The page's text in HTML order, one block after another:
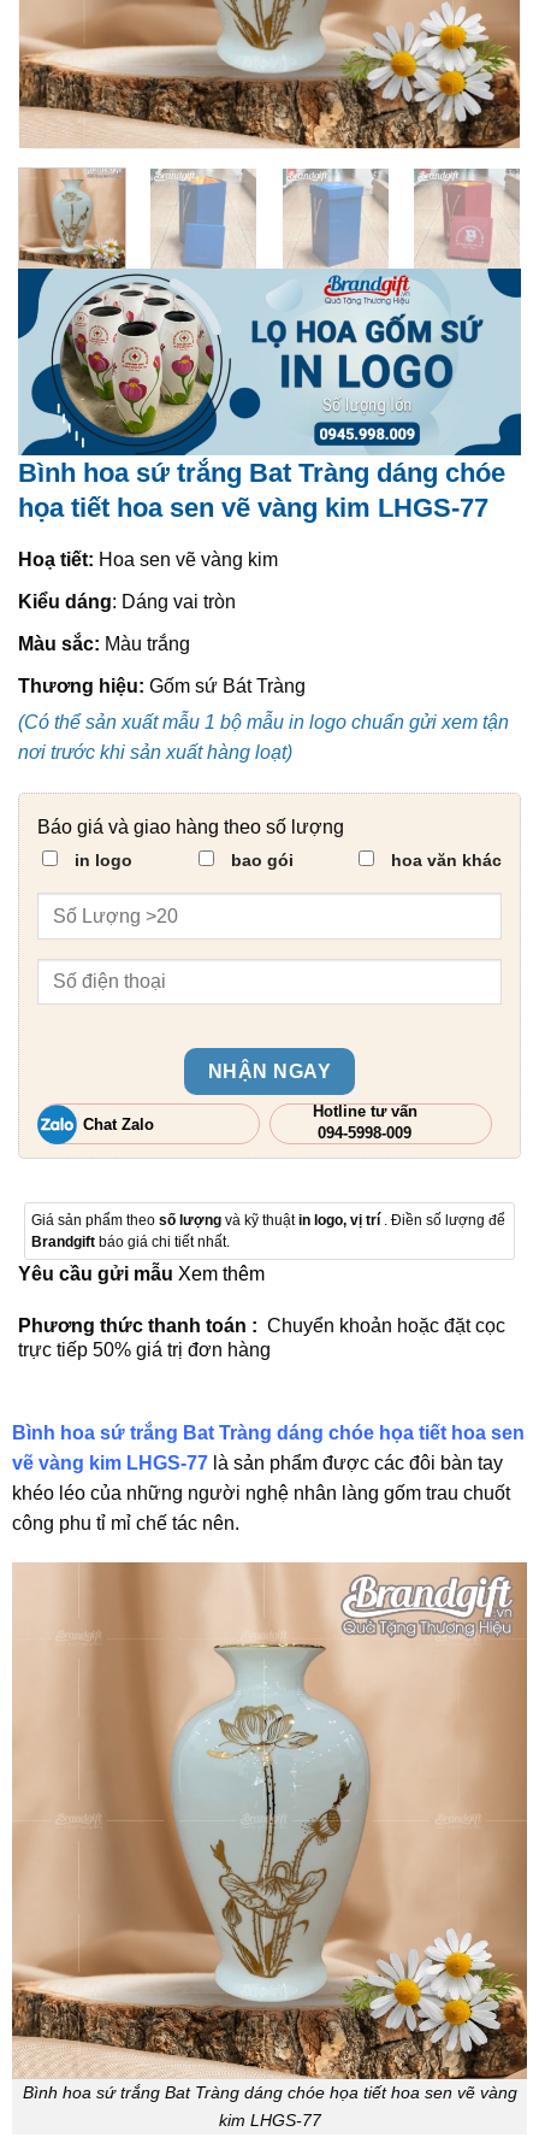
Bình hoa sứ trắng Bat Tràng dáng chóe
họa tiết hoa sen vẽ vàng kim LHGS-77
Hoạ tiết: Hoa sen vẽ vàng kim
Kiểu dáng: Dáng vai tròn
Màu sắc: Màu trắng
Thương hiệu: Gốm sứ Bát Tràng
(Có thể sản xuất mẫu 1 bộ mẫu in logo chuẩn gửi xem tận
nơi trước khi sản xuất hàng loạt)
Báo giá và giao hàng theo số lượng
in logo bao gói hoa văn khác
NHẬN NGAY
Chat Zalo
Hotline tư vấn
094-5998-009
Giá sản phẩm theo số lượng và kỹ thuậtin logo, vị trí . Điền số lượng để
Brandgift báo giá chi tiết nhất.
Yêu cầu gửi mẫu Xem thêm
Phương thức thanh toán : Chuyển khoản hoặc đặt cọc
trực tiếp 50% giá trị đơn hàng
Bình hoa sứ trắng Bat Tràng dáng chóe họa tiết hoa sen
vẽ vàng kim LHGS-77là sản phẩm được các đôi bàn tay
khéo léo của những người nghệ nhân làng gốm trau chuốt
công phu tỉ mỉ chế tác nên.
Bình hoa sứ trắng Bat Tràng dáng chóe họa tiết hoa sen vẽ vàng
kim LHGS-77